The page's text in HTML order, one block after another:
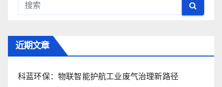
近期文章
科蓝环保：物联智能护航工业废气治理新路径